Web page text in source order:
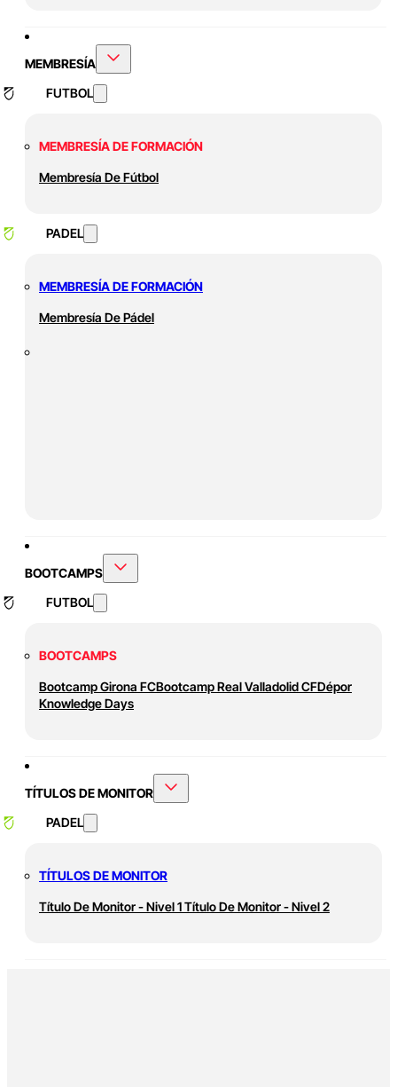
MEMBRESÍA
FUTBOL
MEMBRESÍA DE FORMACIÓN
Membresía De Fútbol
PADEL
MEMBRESÍA DE FORMACIÓN
Membresía De Pádel
BOOTCAMPS
FUTBOL
BOOTCAMPS
Bootcamp Girona FCBootcamp Real Valladolid CFDépor
Knowledge Days
TÍTULOS DE MONITOR
PADEL
TÍTULOS DE MONITOR
Título De Monitor - Nivel 1Título De Monitor - Nivel 2